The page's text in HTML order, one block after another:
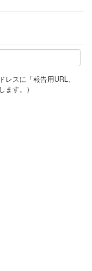
レスに「報告用URL、
ます。）